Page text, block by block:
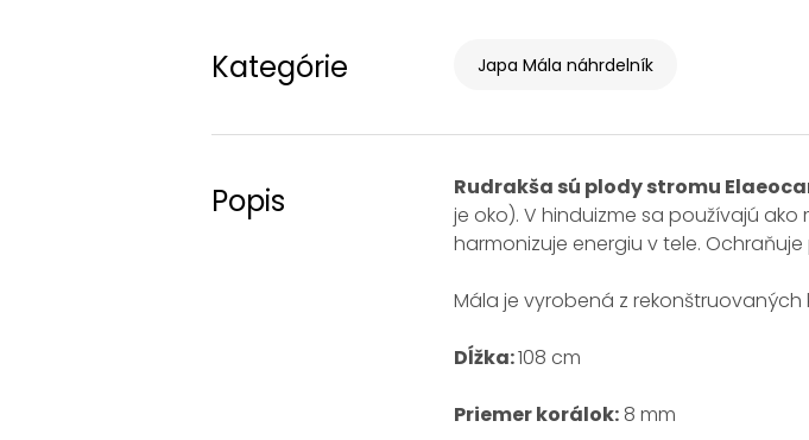
Kategórie Japa Mála náhrdelník
Popis Rudrakša sú plody stromu
je oko). V hinduizme sa používajú ako
harmonizuje energiu v tele.
Mála je vyrobená z rekonštruovaných
Dĺžka:108 cm
Priemer korálok: 8 mm